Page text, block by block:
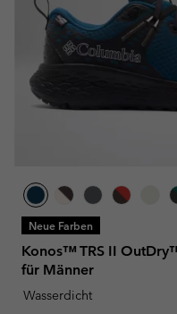
Neue Farben
Konos™ TRS II
für Männer
Wasserdicht